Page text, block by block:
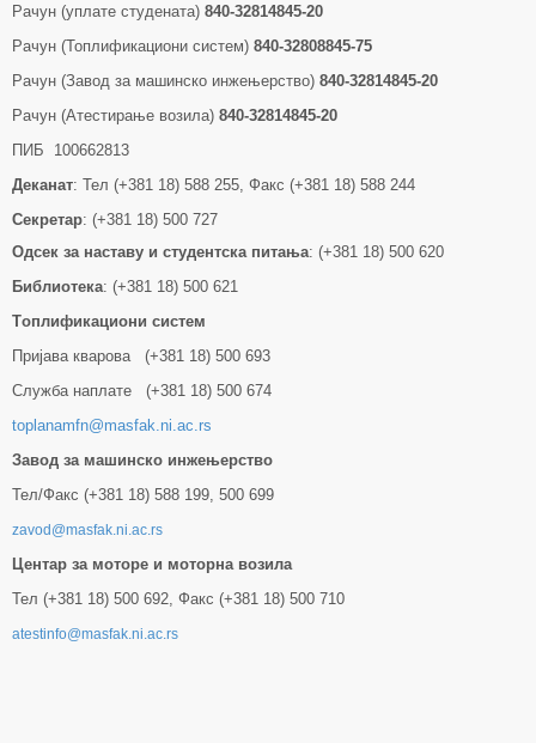
Рачун (уплате студената) 840-32814845-20
Рачун (Топлификациони систем) 840-32808845-75
Рачун (Завод за машинско инжењерство) 840-32814845-20
Рачун (Атестирање возила) 840-32814845-20
ПИБ 100662813
Деканат: Тел (+381 18) 588 255, Факс (+381 18) 588 244
Секретар: (+381 18) 500 727
Одсек за наставу и студентска питања: (+381 18) 500 620
Библиотека: (+381 18) 500 621
Tоплификациони систем
Пријава кварова (+381 18) 500 693
Служба наплате (+381 18) 500 674
toplanamfn@masfak.ni.ac.rs
Завод за машинско инжењерство
Тел/Факс (+381 18) 588 199, 500 699
zavod@masfak.ni.ac.rs
Центар за моторе и моторна возила
Тел (+381 18) 500 692, Факс (+381 18) 500 710
atestinfo@masfak.ni.ac.rs